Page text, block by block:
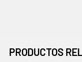
PRODUCTOS